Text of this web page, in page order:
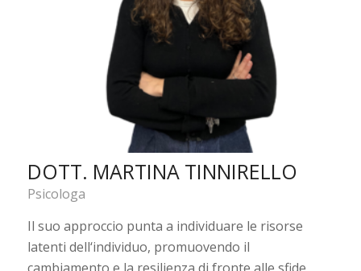
DOTT. MARTINA TINNIRELLO
Psicologa
Il suo approccio punta a individuare le risorse
latenti dell‘individuo, promuovendo il